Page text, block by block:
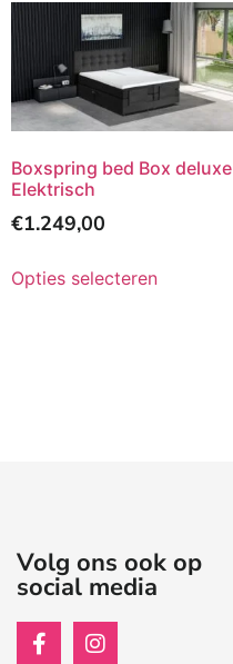
Boxspring bed Box deluxe
Elektrisch
€1.249,00
Opties selecteren
Volg ons ook op
social media